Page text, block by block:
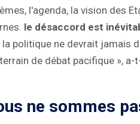
l'agenda, la vision des
le désaccord est
politique ne devrait jamais
de débat pacifique »,
ne sommes